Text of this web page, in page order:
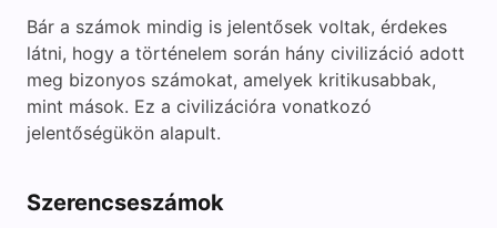
V
i
Bár a számok mindig is jelentősek voltak, érdekes
látni, hogy a történelem során hány civilizáció adott
meg bizonyos számokat, amelyek kritikusabbak,
mint mások. Ez a civilizációra vonatkozó
jelentőségükön alapult.
Szerencseszámok